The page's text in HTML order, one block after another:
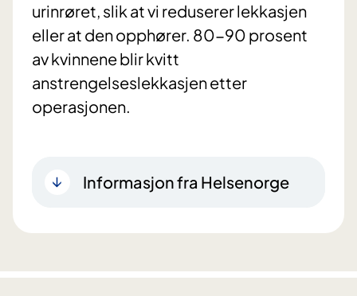
urinrøret, slik at vi reduserer lekkasjen
eller at den opphører. 80-90 prosent
av kvinnene blir kvitt
anstrengelseslekkasjen etter
operasjonen.
Informasjon fra Helsenorge